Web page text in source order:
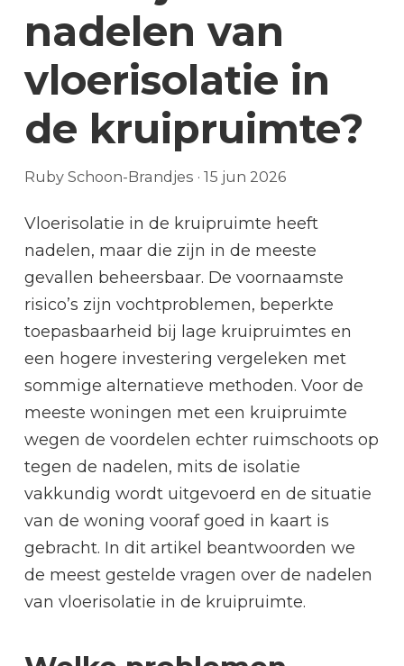
nadelen van
vloerisolatie in
de kruipruimte?
Ruby Schoon-Brandjes · 15 jun 2026
Vloerisolatie in de kruipruimte heeft
nadelen, maar die zijn in de meeste
gevallen beheersbaar. De voornaamste
risico’s zijn vochtproblemen, beperkte
toepasbaarheid bij lage kruipruimtes en
een hogere investering vergeleken met
sommige alternatieve methoden. Voor de
meeste woningen met een kruipruimte
wegen de voordelen echter ruimschoots op
tegen de nadelen, mits de isolatie
vakkundig wordt uitgevoerd en de situatie
van de woning vooraf goed in kaart is
gebracht. In dit artikel beantwoorden we
de meest gestelde vragen over de nadelen
van vloerisolatie in de kruipruimte.